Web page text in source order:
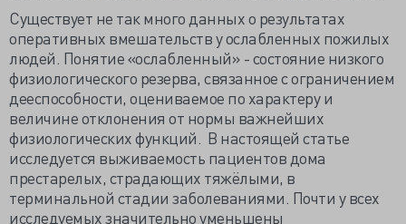
Существует не так много данных о результатах
оперативных вмешательств у ослабленных пожилых
людей. Понятие «ослабленный» - состояние низкого
физиологического резерва, связанное с ограничением
дееспособности, оцениваемое по характеру и
величине отклонения от нормы важнейших
физиологических функций. В настоящей статье
исследуется выживаемость пациентов дома
престарелых, страдающих тяжёлыми, в
терминальной стадии заболеваниями. Почти у всех
исследуемых значительно уменьшены